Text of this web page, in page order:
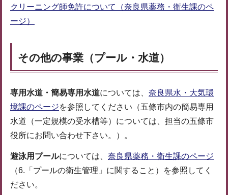
クリーニング師免許について（奈良県薬務・衛生課のペ
ージ）
その他の事業（プール・水道）
専用水道・簡易専用水道については、 奈良県水・大気環
境課のページを参照してください（五條市内の簡易専用
水道（一定規模の受水槽等）については、担当の五條市
役所にお問い合わせ下さい。）。
遊泳用プールについては、 奈良県薬務・衛生課のページ
（6.「プールの衛生管理」に関すること）を参照してく
ださい。